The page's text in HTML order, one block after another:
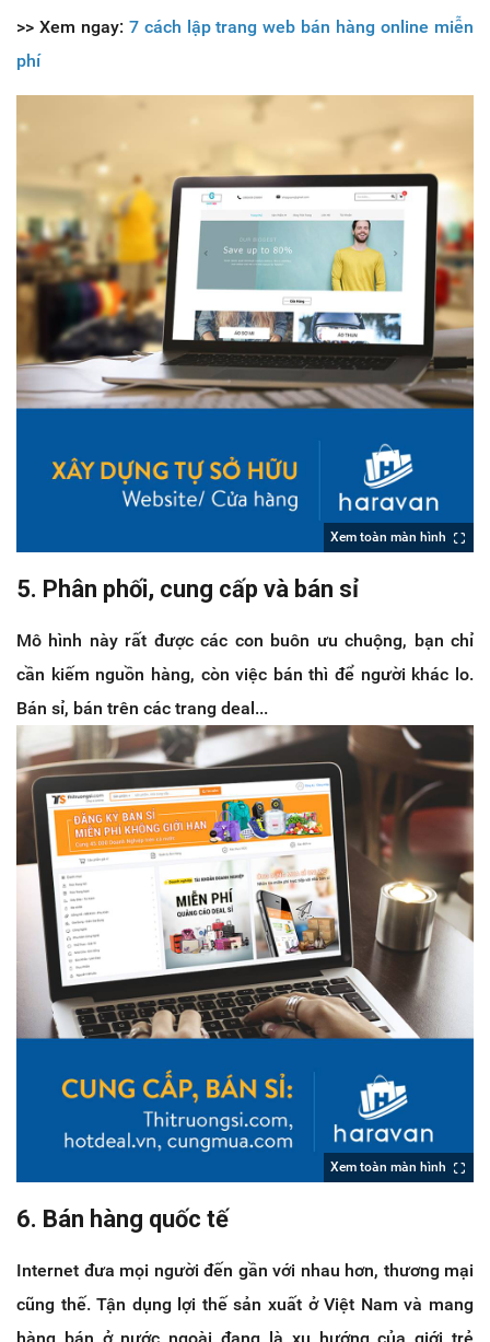
>> Xem ngay: 7 cách lập trang web bán hàng online miễn
phí
Xem toàn màn hình
5. Phân phối, cung cấp và bán sỉ
Mô hình này rất được các con buôn ưu chuộng, bạn chỉ
cần kiếm nguồn hàng, còn việc bán thì để người khác lo.
Bán sỉ, bán trên các trang deal...
Xem toàn màn hình
6. Bán hàng quốc tế
Internet đưa mọi người đến gần với nhau hơn, thương mại
cũng thế. Tận dụng lợi thế sản xuất ở Việt Nam và mang
hàng bán ở nước ngoài đang là xu hướng của giới trẻ